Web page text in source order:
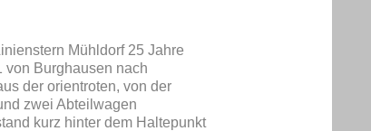
Mühldorf 25 Jahre
von Burghausen nach
der orientroten, von der
zwei Abteilwagen
kurz hinter dem Haltepunkt